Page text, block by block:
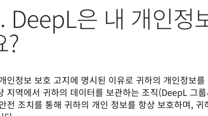
DeepL은 내 개인정
?
인정보 보호 고지에 명시된 이유로 귀하의 개인정보
지역에서 귀하의 데이터를 보관하는 조직(DeepL 그
전 조치를 통해 귀하의 개인 정보를 항상 보호하며,